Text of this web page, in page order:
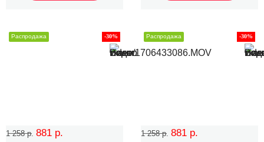
1 258 р. 881 р.
-30%
Распродажа
1 258 р. 881 р.
-30%
Распродажа